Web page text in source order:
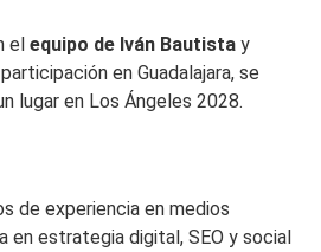
el equipo de Iván Bautista y
en Guadalajara, se
lugar en Los Ángeles 2028.
de experiencia en medios
en estrategia digital, SEO y social